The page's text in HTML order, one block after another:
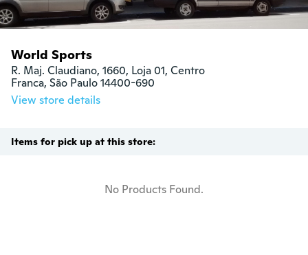
World Sports
R. Maj. Claudiano, 1660, Loja 01, Centro
Franca, São Paulo 14400-690
View store details
Items for pick up at this store:
No Products Found.